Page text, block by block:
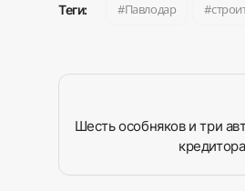
Теги: Павлодар
Шесть особняков и три